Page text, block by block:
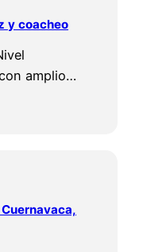
y coacheo
amplio…